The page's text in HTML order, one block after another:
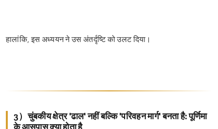
हालांकि, इस अध्ययन ने उस अंतर्दृष्टि को उलट दिया।
3）चुंबकीय क्षेत्र 'ढाल' नहीं बल्कि 'परिवहन मार्ग' बनता है: पूर्णिमा